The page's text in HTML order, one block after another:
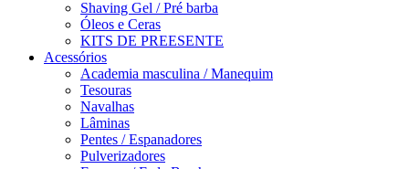
Shaving Gel / Pré barba
Óleos e Ceras
KITS DE PREESENTE
Acessórios
Academia masculina / Manequim
Tesouras
Navalhas
Lâminas
Pentes / Espanadores
Pulverizadores